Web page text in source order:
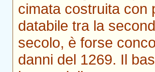
cimata costruita con
databile tra la
secolo, è forse
danni del 1269. Il